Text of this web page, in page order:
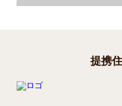
提携